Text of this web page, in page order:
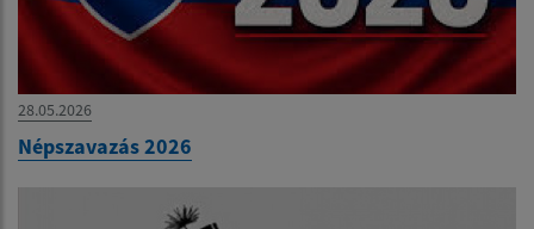
28.05.2026
Népszavazás 2026